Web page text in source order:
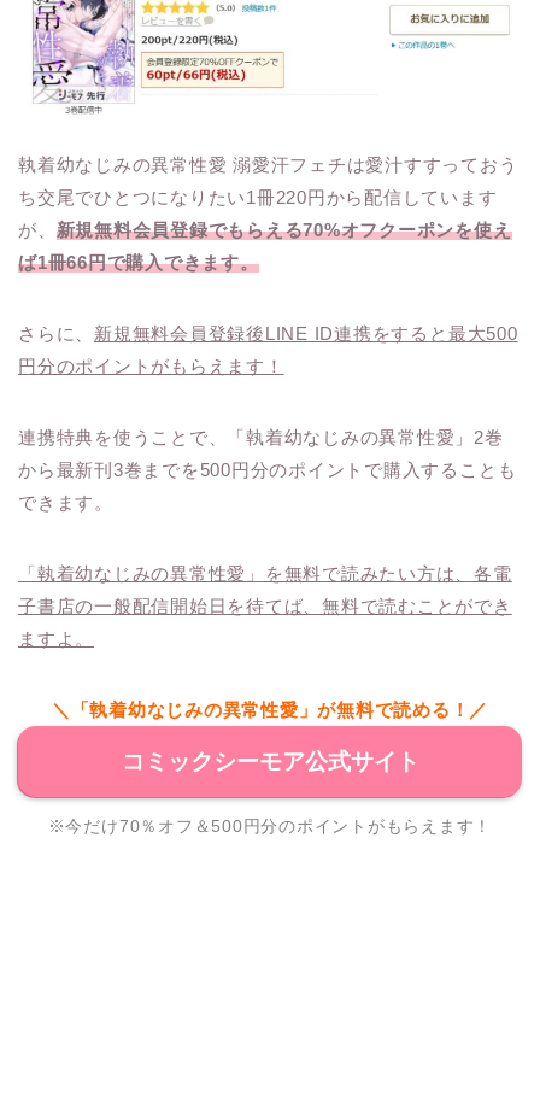
執着幼なじみの異常性愛 溺愛汗フェチは愛汁すすっておう
ち交尾でひとつになりたい1冊220円から配信しています
が、 新規無料会員登録でもらえる70%オフクーポンを使え
ば1冊66円で購入できます。
さらに、 新規無料会員登録後LINE ID連携をすると最大500
円分のポイントがもらえます！
連携特典を使うことで、「執着幼なじみの異常性愛」2巻
から最新刊3巻までを500円分のポイントで購入することも
できます。
「執着幼なじみの異常性愛」を無料で読みたい方は、各電
子書店の一般配信開始日を待てば、無料で読むことができ
ますよ。
＼「執着幼なじみの異常性愛」が無料で読める！／
コミックシーモア公式サイト
※今だけ70％オフ＆500円分のポイントがもらえます！